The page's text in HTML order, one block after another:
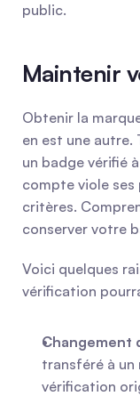
public.
Maintenir
Obtenir la
en est une
un badge vérifié
compte viole ses
critères.
conserver votre
Voici quelques
vérification
Changement
transféré à un
vérification